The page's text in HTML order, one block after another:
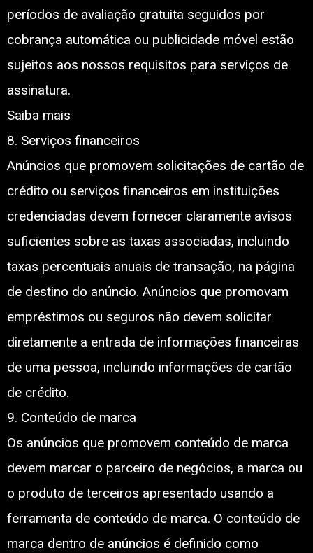
períodos de avaliação gratuita seguidos por
cobrança automática ou publicidade móvel estão
sujeitos aos nossos requisitos para serviços de
assinatura.
Saiba mais
8. Serviços financeiros
Anúncios que promovem solicitações de cartão de
crédito ou serviços financeiros em instituições
credenciadas devem fornecer claramente avisos
suficientes sobre as taxas associadas, incluindo
taxas percentuais anuais de transação, na página
de destino do anúncio. Anúncios que promovam
empréstimos ou seguros não devem solicitar
diretamente a entrada de informações financeiras
de uma pessoa, incluindo informações de cartão
de crédito.
9. Conteúdo de marca
Os anúncios que promovem conteúdo de marca
devem marcar o parceiro de negócios, a marca ou
o produto de terceiros apresentado usando a
ferramenta de conteúdo de marca. O conteúdo de
marca dentro de anúncios é definido como